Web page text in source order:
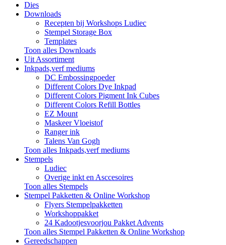
Dies
Downloads
Recepten bij Workshops Ludiec
Stempel Storage Box
Templates
Toon alles Downloads
Uit Assortiment
Inkpads,verf mediums
DC Embossingpoeder
Different Colors Dye Inkpad
Different Colors Pigment Ink Cubes
Different Colors Refill Bottles
EZ Mount
Maskeer Vloeistof
Ranger ink
Talens Van Gogh
Toon alles Inkpads,verf mediums
Stempels
Ludiec
Overige inkt en Asccesoires
Toon alles Stempels
Stempel Pakketten & Online Workshop
Flyers Stempelpakketten
Workshoppakket
24 Kadootjesvoorjou Pakket Advents
Toon alles Stempel Pakketten & Online Workshop
Gereedschappen